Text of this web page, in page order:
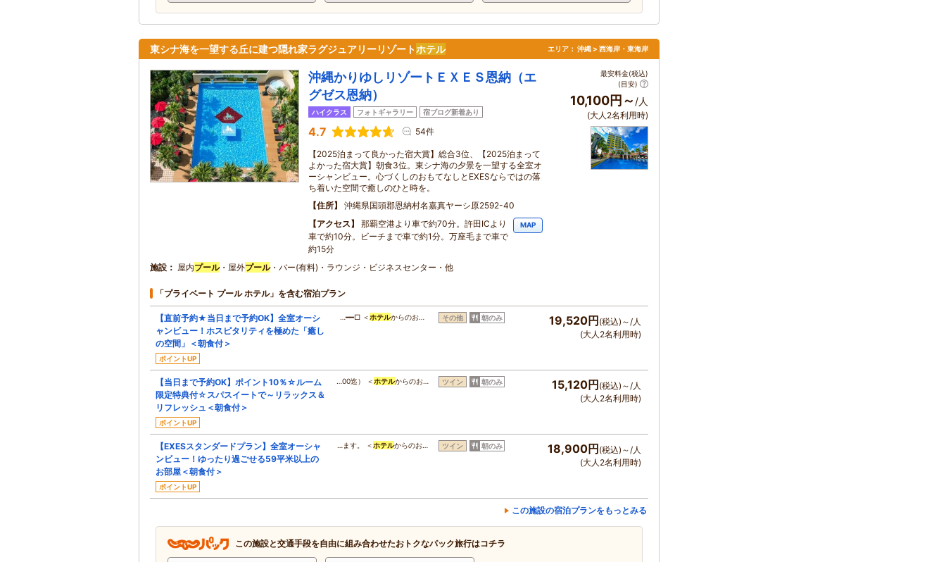
東シナ海を一望する丘に建つ隠れ家ラグジュアリーリゾートホテル エリア： 沖縄 > 西海岸・東海岸
沖縄かりゆしリゾートＥＸＥＳ恩納（エ
グゼス恩納）
ハイクラス フォトギャラリー 宿ブログ新着あり
4.7 54件
【2025泊まって良かった宿大賞】総合3位、【2025泊まって
よかった宿大賞】朝食3位。東シナ海の夕景を一望する全室オ
ーシャンビュー。心づくしのおもてなしとEXESならではの落
ち着いた空間で癒しのひと時を。
住所
沖縄県国頭郡恩納村名嘉真ヤーシ原2592-40
アクセス
那覇空港より車で約70分。許田ICより
車で約10分。ビーチまで車で約1分。万座毛まで車で
約15分
MAP
最安料金(税込)
(目安)
10,100円～ /人
(大人2名利用時)
施設 屋内プール・屋外プール・バー(有料)・ラウンジ・ビジネスセンター・他
「プライベート プール ホテル」を含む宿泊プラン
【直前予約★当日まで予約OK】全室オーシ
ャンビュー！ホスピタリティを極めた「癒し
の空間」＜朝食付＞
ポイントUP
…━━□ ＜ ホテルからのお… その他 朝のみ 19,520円(税込)～/人
(大人2名利用時)
【当日まで予約OK】ポイント10％☆ルーム
限定特典付☆スパスイートで～リラックス＆
リフレッシュ＜朝食付＞
ポイントUP
…00迄） ＜ ホテルからのお… ツイン 朝のみ 15,120円(税込)～/人
(大人2名利用時)
【EXESスタンダードプラン】全室オーシャ
ンビュー！ゆったり過ごせる59平米以上の
お部屋＜朝食付＞
ポイントUP
…ます。 ＜ ホテルからのお… ツイン 朝のみ 18,900円(税込)～/人
(大人2名利用時)
この施設の宿泊プランをもっとみる
この施設と交通手段を自由に組み合わせたおトクなパック旅行はコチラ